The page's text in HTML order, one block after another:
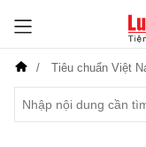
Tiêu chuẩn Việt